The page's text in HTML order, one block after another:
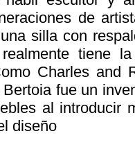
de
silla con
tiene
Charles and
fue un
al introducir
diseño